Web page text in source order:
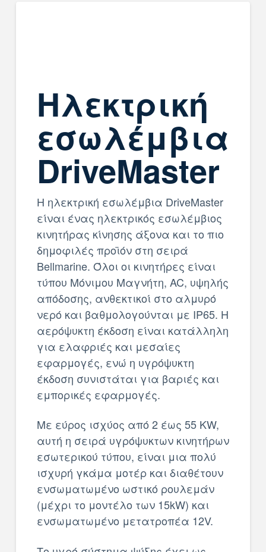
Ηλεκτρική
εσωλέμβια
DriveMaster
Η ηλεκτρική εσωλέμβια DriveMaster
είναι ένας ηλεκτρικός εσωλέμβιος
κινητήρας κίνησης άξονα και το πιο
δημοφιλές προϊόν στη σειρά
Bellmarine. Όλοι οι κινητήρες είναι
τύπου Μόνιμου Μαγνήτη, AC, υψηλής
απόδοσης, ανθεκτικοί στο αλμυρό
νερό και βαθμολογούνται με IP65. Η
αερόψυκτη έκδοση είναι κατάλληλη
για ελαφριές και μεσαίες
εφαρμογές, ενώ η υγρόψυκτη
έκδοση συνιστάται για βαριές και
εμπορικές εφαρμογές.
Με εύρος ισχύος από 2 έως 55 KW,
αυτή η σειρά υγρόψυκτων κινητήρων
εσωτερικού τύπου, είναι μια πολύ
ισχυρή γκάμα μοτέρ και διαθέτουν
ενσωματωμένο ωστικό ρουλεμάν
(μέχρι το μοντέλο των 15kW) και
ενσωματωμένο μετατροπέα 12V.